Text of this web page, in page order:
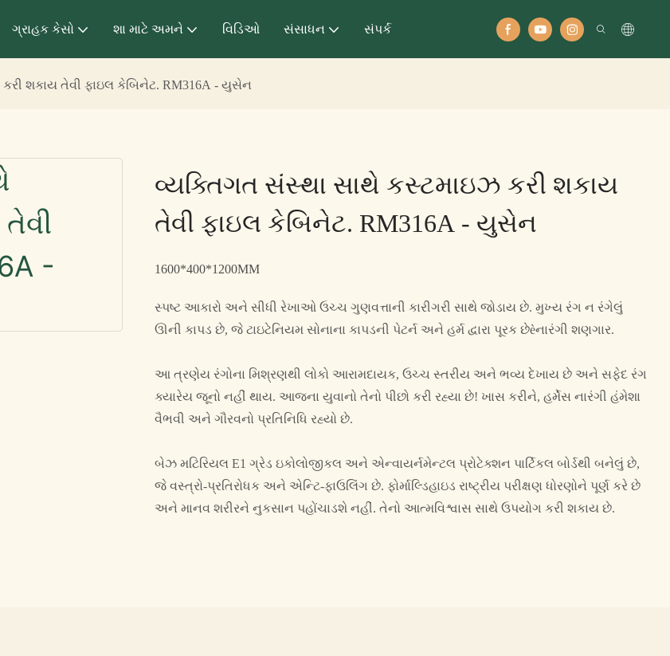
ગ્રાહક કેસો શા માટે અમને વિડિઓ સંસાધન સંપર્ક
શકાય તેવી ફાઇલ કેબિનેટ. RM316A - યુસેન
વ્યક્તિગત સંસ્થા સાથે કસ્ટમાઇઝ કરી શકાય
તેવી ફાઇલ કેબિનેટ. RM316A - યુસેન
1600*400*1200MM
સ્પષ્ટ આકારો અને સીધી રેખાઓ ઉચ્ચ ગુણવત્તાની કારીગરી સાથે જોડાય છે. મુખ્ય રંગ ન રંગેલું
ઊની કાપડ છે, જે ટાઇટેનિયમ સોનાના કાપડની પેટર્ન અને હર્મ દ્વારા પૂરક છેèનારંગી શણગાર.
આ ત્રણેય રંગોના મિશ્રણથી લોકો આરામદાયક, ઉચ્ચ સ્તરીય અને ભવ્ય દેખાય છે અને સફેદ રંગ
ક્યારેય જૂનો નહીં થાય. આજના યુવાનો તેનો પીછો કરી રહ્યા છે! ખાસ કરીને, હર્મેસ નારંગી હંમેશા
વૈભવી અને ગૌરવનો પ્રતિનિધિ રહ્યો છે.
બેઝ મટિરિયલ E1 ગ્રેડ ઇકોલોજીકલ અને એન્વાયર્નમેન્ટલ પ્રોટેક્શન પાર્ટિકલ બોર્ડથી બનેલું છે,
જે વસ્ત્રો-પ્રતિરોધક અને એન્ટિ-ફાઉલિંગ છે. ફોર્માલ્ડિહાઇડ રાષ્ટ્રીય પરીક્ષણ ધોરણોને પૂર્ણ કરે છે
અને માનવ શરીરને નુકસાન પહોંચાડશે નહીં. તેનો આત્મવિશ્વાસ સાથે ઉપયોગ કરી શકાય છે.